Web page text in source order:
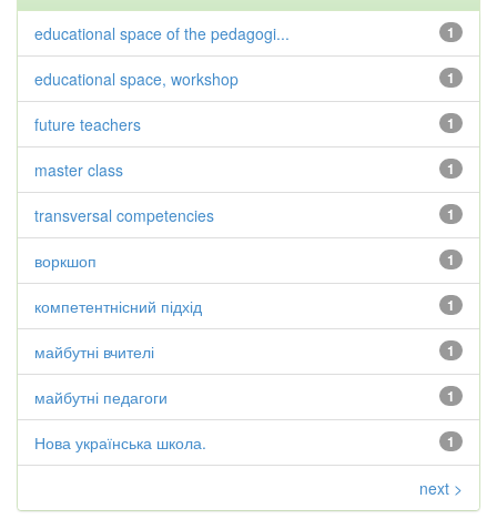
1
educational space of the pedagogi...
1
educational space, workshop
1
future teachers
1
master class
1
transversal competencies
1
воркшоп
1
компетентнісний підхід
1
майбутні вчителі
1
майбутні педагоги
1
Нова українська школа.
next >